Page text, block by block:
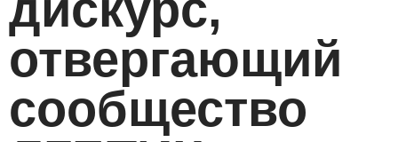
отвергающий
сообщество